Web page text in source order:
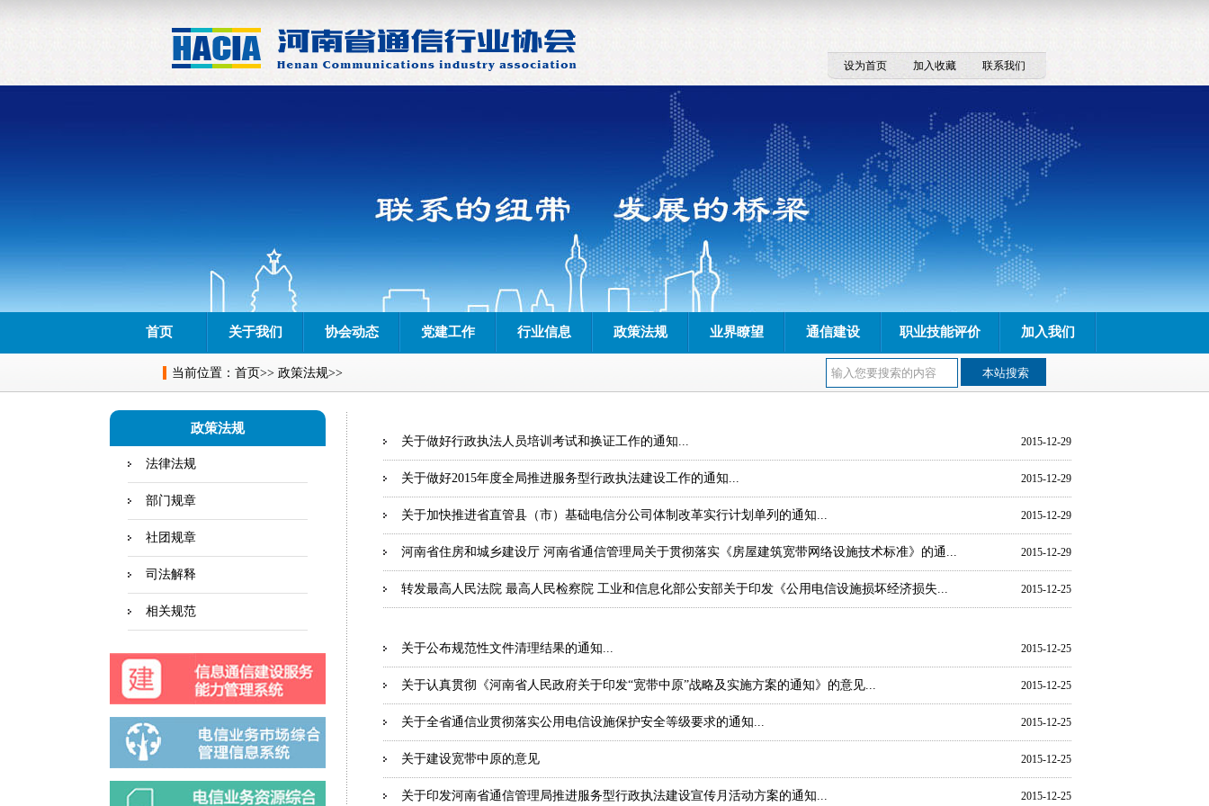
设为首页 加入收藏 联系我们
首页 关于我们 协会动态 党建工作 行业信息 政策法规 业界瞭望 通信建设 职业技能评价 加入我们
当前位置： 首页>> 政策法规>>
关于做好行政执法人员培训考试和换证工作的通知... 2015-12-29
关于做好2015年度全局推进服务型行政执法建设工作的通知... 2015-12-29
关于加快推进省直管县（市）基础电信分公司体制改革实行计划单列的通知... 2015-12-29
河南省住房和城乡建设厅 河南省通信管理局关于贯彻落实《房屋建筑宽带网络设施技术标准》的通... 2015-12-29
转发最高人民法院 最高人民检察院 工业和信息化部公安部关于印发《公用电信设施损坏经济损失... 2015-12-25
关于公布规范性文件清理结果的通知... 2015-12-25
关于认真贯彻《河南省人民政府关于印发“宽带中原”战略及实施方案的通知》的意见... 2015-12-25
关于全省通信业贯彻落实公用电信设施保护安全等级要求的通知... 2015-12-25
关于建设宽带中原的意见 2015-12-25
关于印发河南省通信管理局推进服务型行政执法建设宣传月活动方案的通知... 2015-12-25
政策法规
法律法规
部门规章
社团规章
司法解释
相关规范